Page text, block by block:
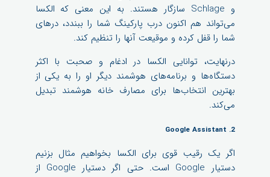
و Schlage سازگار هستند. به این معنی که الکسا
می‌تواند هم اکنون درب پارکینگ شما را ببندد، درهای
شما را قفل کرده و موقیعت آنها را تنظیم کند.
درنهایت، توانایی الکسا در ادغام و صحبت با اکثر
دستگاه‌ها و برنامه‌های هوشمند دیگر او را به یکی از
بهترین انتخاب‌ها برای مصارف خانه هوشمند تبدیل
می‌کند.
2. Google Assistant
اگر یک رقیب قوی برای الکسا بخواهیم مثال بزنیم
دستیار Google است. حتی اگر دستیار Google از